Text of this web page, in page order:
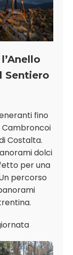
Sentiero
fino
Cambroncoi
Costalta.
dolci
per una
percorso